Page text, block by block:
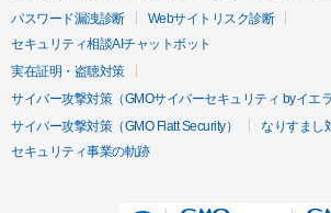
パスワード漏洩診断
Webサイトリスク診断
セキュリティ相談AIチャットボット
実在証明・盗聴対策
サイバー攻撃対策（GMOサイバーセキュリティ byイエラ
サイバー攻撃対策（GMO Flatt Security）
なりすまし
セキュリティ事業の軌跡